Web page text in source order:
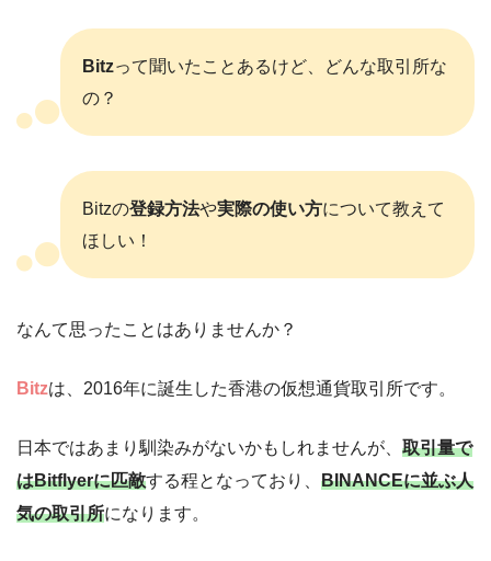
Bitzって聞いたことあるけど、どんな取引所な
の？
Bitzの登録方法や実際の使い方について教えて
ほしい！
なんて思ったことはありませんか？
Bitzは、2016年に誕生した香港の仮想通貨取引所です。
日本ではあまり馴染みがないかもしれませんが、 取引量で
はBitflyerに匹敵する程となっており、 BINANCEに並ぶ人
気の取引所になります。